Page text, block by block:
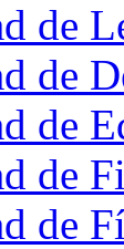
de
de
de
de
de